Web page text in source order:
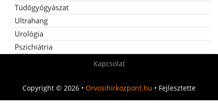
Tüdőgyógyászat
Ultrahang
Urológia
Pszichiátria
Kapcsolat
Copyright © 2026 • Orvosihirkozpont.hu • Fejlesztette